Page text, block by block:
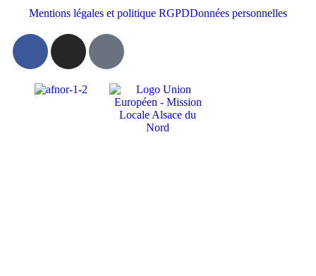
Mentions légales et politique RGPDDonnées personnelles